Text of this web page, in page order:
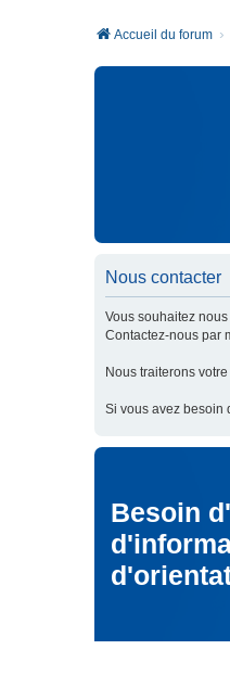
Accueil du forum
Nous contacter
Vous souhaitez
Contactez-nous par
Nous traiterons
Si vous avez besoin
Besoin